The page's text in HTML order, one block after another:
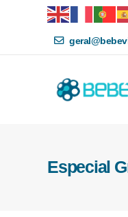
Especial